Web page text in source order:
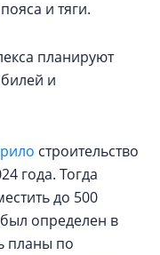
и тяги.
планируют
и
строительство
года. Тогда
до 500
определен в
планы по